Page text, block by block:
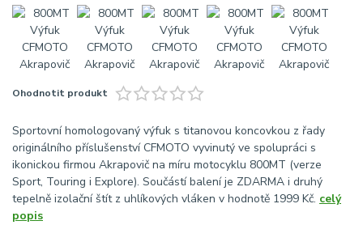
Ohodnotit produkt
Sportovní homologovaný výfuk s titanovou koncovkou z řady
originálního příslušenství CFMOTO vyvinutý ve spolupráci s
ikonickou firmou Akrapovič na míru motocyklu 800MT (verze
Sport, Touring i Explore). Součástí balení je ZDARMA i druhý
tepelně izolační štít z uhlíkových vláken v hodnotě 1999 Kč. celý
popis